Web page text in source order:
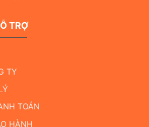
TRỢ
TY
TOÁN
HÀNH